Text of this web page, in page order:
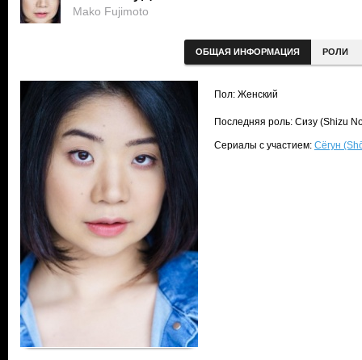
Mako Fujimoto
ОБЩАЯ ИНФОРМАЦИЯ РОЛИ
Пол: Женский
Последняя роль: Сизу (Shizu
Сериалы с участием: Сёгун